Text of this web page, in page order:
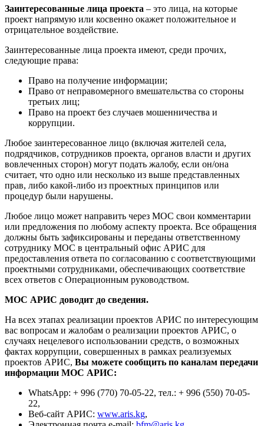
Заинтересованные лица проекта – это лица, на которые
проект напрямую или косвенно окажет положительное и
отрицательное воздействие.
Заинтересованные лица проекта имеют, среди прочих,
следующие права:
Право на получение информации;
Право от неправомерного вмешательства со стороны
третьих лиц;
Право на проект без случаев мошенничества и
коррупции.
Любое заинтересованное лицо (включая жителей села,
подрядчиков, сотрудников проекта, органов власти и других
вовлеченных сторон) могут подать жалобу, если он/она
считает, что одно или несколько из выше представленных
прав, либо какой-либо из проектных принципов или
процедур были нарушены.
Любое лицо может направить через МОС свои комментарии
или предложения по любому аспекту проекта. Все обращения
должны быть зафиксированы и переданы ответственному
сотруднику МОС в центральный офис АРИС для
предоставления ответа по согласованию с соответствующими
проектными сотрудниками, обеспечивающих соответствие
всех ответов с Операционным руководством.
МОС АРИС доводит до сведения.
На всех этапах реализации проектов АРИС по интересующим
вас вопросам и жалобам о реализации проектов АРИС, о
случаях нецелевого использовании средств, о возможных
фактах коррупции, совершенных в рамках реализуемых
проектов АРИС, Вы можете сообщить по каналам передачи
информации МОС АРИС:
WhatsApp: + 996 (770) 70-05-22, тел.: + 996 (550) 70-05-
22,
Веб-сайт АРИС: www.aris.kg,